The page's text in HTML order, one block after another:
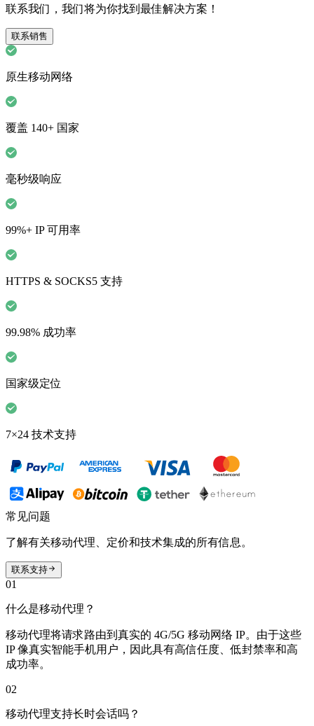
联系我们，我们将为你找到最佳解决方案！
联系销售
原生移动网络
覆盖 140+ 国家
毫秒级响应
99%+ IP 可用率
HTTPS & SOCKS5 支持
99.98% 成功率
国家级定位
7×24 技术支持
常见问题
了解有关移动代理、定价和技术集成的所有信息。
联系支持
01
什么是移动代理？
移动代理将请求路由到真实的 4G/5G 移动网络 IP。由于这些
IP 像真实智能手机用户，因此具有高信任度、低封禁率和高
成功率。
02
移动代理支持长时会话吗？